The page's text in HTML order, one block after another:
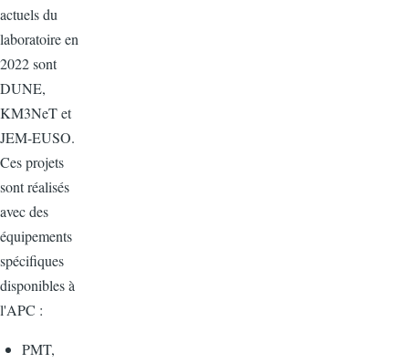
actuels du
laboratoire en
2022 sont
DUNE,
KM3NeT et
JEM-EUSO.
Ces projets
sont réalisés
avec des
équipements
spécifiques
disponibles à
l'APC :
PMT,